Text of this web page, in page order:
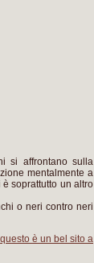
si affrontano sulla
mentalmente a
soprattutto un altro
o neri contro neri
questo è un bel sito a